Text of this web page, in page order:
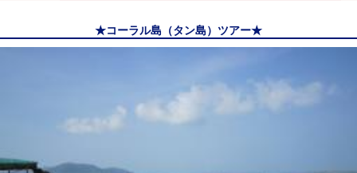
★コーラル島（タン島）ツアー★